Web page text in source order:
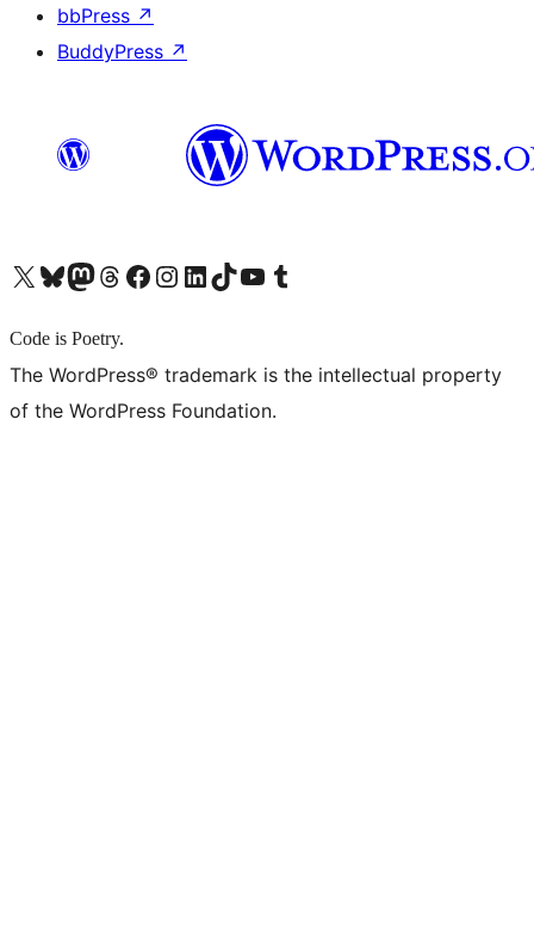
bbPress ↗
BuddyPress ↗
X (旧 Twitter) アカウントへBluesky アカウントへMastodon アカウントへThreads アカウントへ Facebook ページへInstagram アカウントへ LinkedIn アカウントへTikTok アカウントへYouTube チャンネルへ Tumblr アカウントへ
Code is Poetry.
The WordPress® trademark is the intellectual property
of the WordPress Foundation.